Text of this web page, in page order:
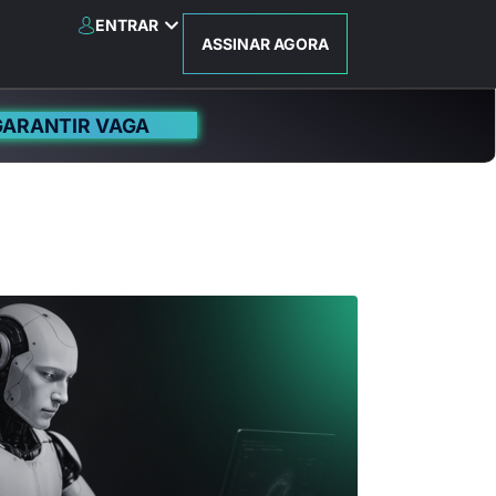
ENTRAR
ASSINAR AGORA
VAGA